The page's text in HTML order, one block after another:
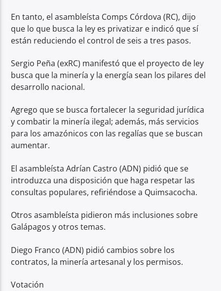
En tanto, el asambleísta Comps Córdova (RC), dijo
que lo que busca la ley es privatizar e indicó que sí
están reduciendo el control de seis a tres pasos.
Sergio Peña (exRC) manifestó que el proyecto de ley
busca que la minería y la energía sean los pilares del
desarrollo nacional.
Agrego que se busca fortalecer la seguridad jurídica
y combatir la minería ilegal; además, más servicios
para los amazónicos con las regalías que se buscan
aumentar.
El asambleísta Adrían Castro (ADN) pidió que se
introduzca una disposición que haga respetar las
consultas populares, refiriéndose a Quimsacocha.
Otros asambleísta pidieron más inclusiones sobre
Galápagos y otros temas.
Diego Franco (ADN) pidió cambios sobre los
contratos, la minería artesanal y los permisos.
Votación